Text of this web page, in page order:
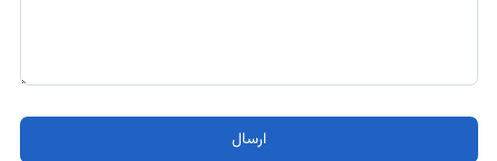
ارسال